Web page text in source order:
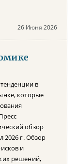
26 Июня 2026
в
которые
обзор
2026 г. Обзор
и
решений,